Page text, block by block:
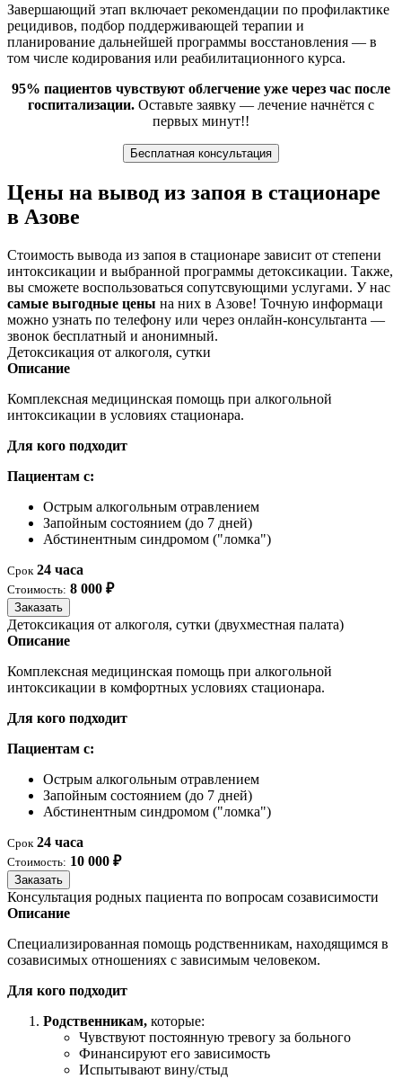
Завершающий этап включает рекомендации по профилактике
рецидивов, подбор поддерживающей терапии и
планирование дальнейшей программы восстановления — в
том числе кодирования или реабилитационного курса.
95% пациентов чувствуют облегчение уже через час после
госпитализации. Оставьте заявку — лечение начнётся с
первых минут!!
Бесплатная консультация
Цены на вывод из запоя в стационаре
в Азове
Стоимость вывода из запоя в стационаре зависит от степени
интоксикации и выбранной программы детоксикации. Также,
вы сможете воспользоваться сопутсвующими услугами. У нас
самые выгодные цены на них в Азове! Точную информаци
можно узнать по телефону или через онлайн-консультанта —
звонок бесплатный и анонимный.
Детоксикация от алкоголя, сутки
Описание
Комплексная медицинская помощь при алкогольной
интоксикации в условиях стационара.
Для кого подходит
Пациентам с:
Острым алкогольным отравлением
Запойным состоянием (до 7 дней)
Абстинентным синдромом ("ломка")
Срок 24 часа
Стоимость: 8 000 ₽
Заказать
Детоксикация от алкоголя, сутки (двухместная палата)
Описание
Комплексная медицинская помощь при алкогольной
интоксикации в комфортных условиях стационара.
Для кого подходит
Пациентам с:
Острым алкогольным отравлением
Запойным состоянием (до 7 дней)
Абстинентным синдромом ("ломка")
Срок 24 часа
Стоимость: 10 000 ₽
Заказать
Консультация родных пациента по вопросам созависимости
Описание
Специализированная помощь родственникам, находящимся в
созависимых отношениях с зависимым человеком.
Для кого подходит
Родственникам, которые:
Чувствуют постоянную тревогу за больного
Финансируют его зависимость
Испытывают вину/стыд